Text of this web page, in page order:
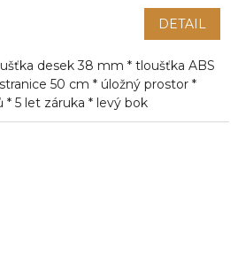
DETAIL
desek 38 mm * tloušťka ABS
50 cm * úložný prostor *
5 let záruka * levý bok